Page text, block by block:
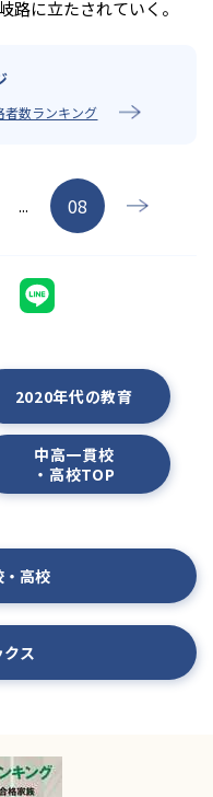
路に立たされていく。
数ランキング
... 08
2020年代の教育
中高一貫校
・高校TOP
高校
ス